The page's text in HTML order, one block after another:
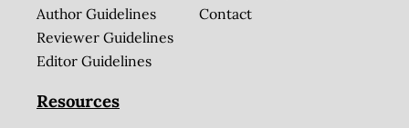
Author Guidelines
Reviewer Guidelines
Editor Guidelines
Contact
Resources